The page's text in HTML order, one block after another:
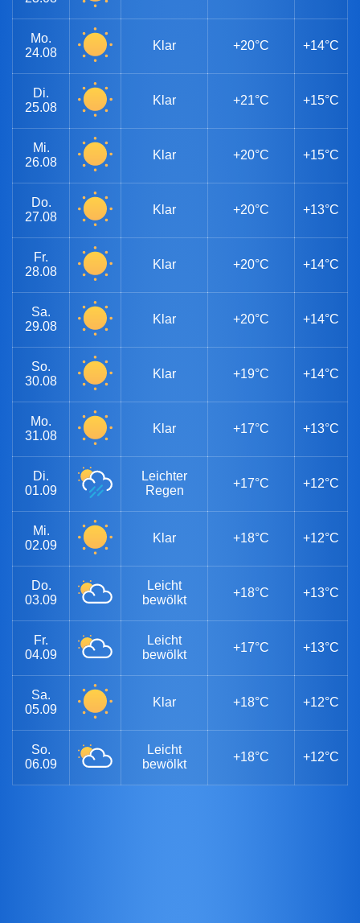
Mo.
24.08
Klar +20°C +14°C
Di.
25.08
Klar +21°C +15°C
Mi.
26.08
Klar +20°C +15°C
Do.
27.08
Klar +20°C +13°C
Fr.
28.08
Klar +20°C +14°C
Sa.
29.08
Klar +20°C +14°C
So.
30.08
Klar +19°C +14°C
Mo.
31.08
Klar +17°C +13°C
Di.
01.09
Leichter
Regen
+17°C +12°C
Mi.
02.09
Klar +18°C +12°C
Do.
03.09
Leicht
bewölkt
+18°C +13°C
Fr.
04.09
Leicht
bewölkt
+17°C +13°C
Sa.
05.09
Klar +18°C +12°C
So.
06.09
Leicht
bewölkt
+18°C +12°C